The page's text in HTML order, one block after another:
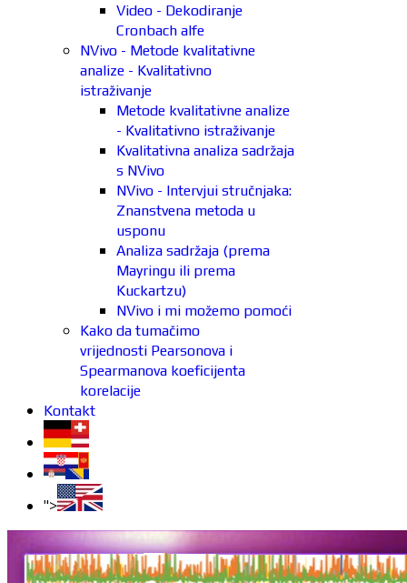
Video - Dekodiranje
Cronbach alfe
NVivo - Metode kvalitativne
analize - Kvalitativno
istraživanje
Metode kvalitativne analize
- Kvalitativno istraživanje
Kvalitativna analiza sadržaja
s NVivo
NVivo - Intervjui stručnjaka:
Znanstvena metoda u
usponu
Analiza sadržaja (prema
Mayringu ili prema
Kuckartzu)
NVivo i mi možemo pomoći
Kako da tumačimo
vrijednosti Pearsonova i
Spearmanova koeficijenta
korelacije
Kontakt
">